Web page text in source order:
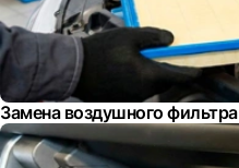
Замена воздушного фильтра